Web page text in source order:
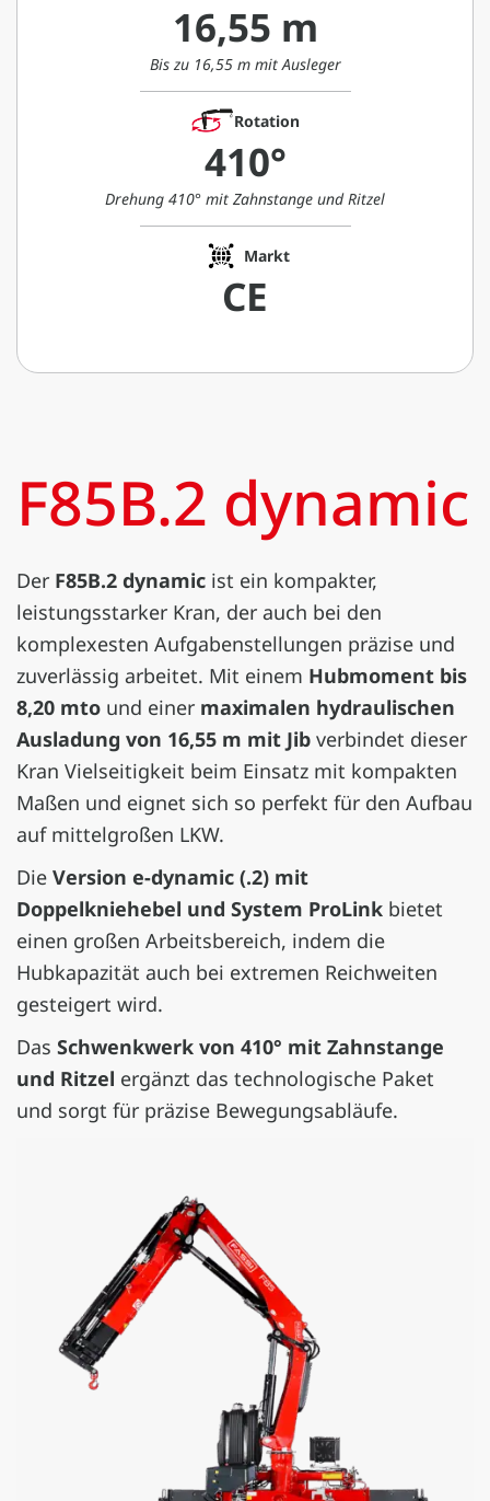
16,55 m
Bis zu 16,55 m mit Ausleger
Rotation
410°
Drehung 410° mit Zahnstange und Ritzel
Markt
CE
F85B.2 dynamic
Der F85B.2 dynamic ist ein kompakter,
leistungsstarker Kran, der auch bei den
komplexesten Aufgabenstellungen präzise und
zuverlässig arbeitet. Mit einem Hubmoment bis
8,20 mto und einer maximalen hydraulischen
Ausladung von 16,55 m mit Jib verbindet dieser
Kran Vielseitigkeit beim Einsatz mit kompakten
Maßen und eignet sich so perfekt für den Aufbau
auf mittelgroßen LKW.
Die Version e-dynamic (.2) mit
Doppelkniehebel und System ProLink bietet
einen großen Arbeitsbereich, indem die
Hubkapazität auch bei extremen Reichweiten
gesteigert wird.
Das Schwenkwerk von 410° mit Zahnstange
und Ritzel ergänzt das technologische Paket
und sorgt für präzise Bewegungsabläufe.